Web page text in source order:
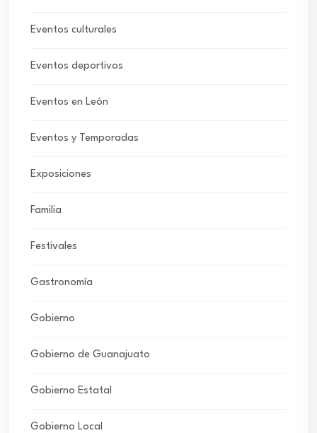
Eventos culturales
Eventos deportivos
Eventos en León
Eventos y Temporadas
Exposiciones
Familia
Festivales
Gastronomía
Gobierno
Gobierno de Guanajuato
Gobierno Estatal
Gobierno Local